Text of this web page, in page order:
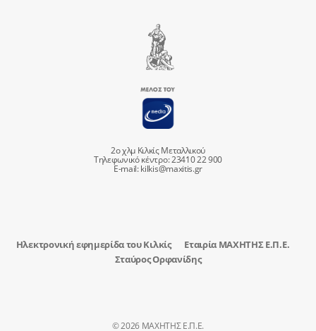
2ο χλμ Κιλκίς Μεταλλικού
Τηλεφωνικό κέντρο: 23410 22 900
E-mail:kilkis@maxitis.gr
Ηλεκτρονική εφημερίδα του Κιλκίς
Εταιρία ΜΑΧΗΤΗΣ Ε.Π.Ε.
Σταύρος Ορφανίδης
© 2026 ΜΑΧΗΤΗΣ Ε.Π.Ε.